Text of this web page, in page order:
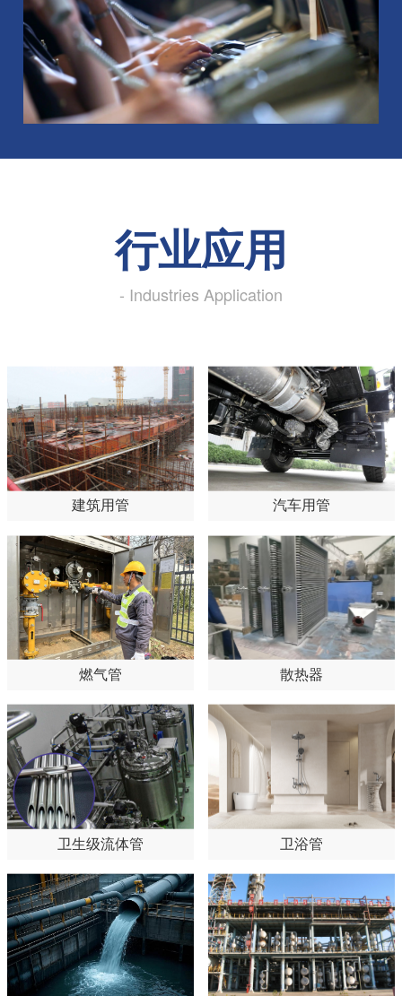
行业应用
- Industries Application
建筑用管 汽车用管
燃气管 散热器
卫生级流体管 卫浴管